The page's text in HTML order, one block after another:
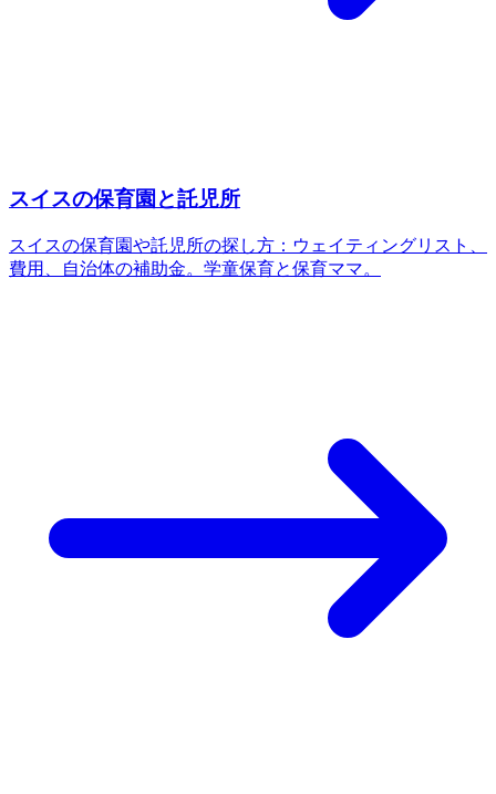
スイスの保育園と託児所
スイスの保育園や託児所の探し方：ウェイティングリスト、
費用、自治体の補助金。学童保育と保育ママ。